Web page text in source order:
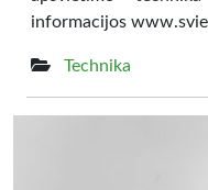
informacijos
Technika